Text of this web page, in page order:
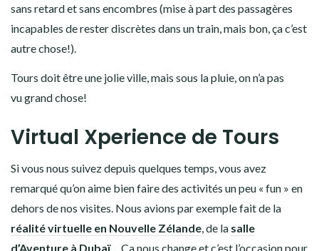
sans retard et sans encombres (mise à part des passagères
incapables de rester discrètes dans un train, mais bon, ça c’est
autre chose!).
Tours doit être une jolie ville, mais sous la pluie, on n’a pas
vu grand chose!
Virtual Xperience de Tours
Si vous nous suivez depuis quelques temps, vous avez
remarqué qu’on aime bien faire des activités un peu « fun » en
dehors de nos visites. Nous avions par exemple fait de la
réalité virtuelle en Nouvelle Zélande, de la salle
d’Aventure à Dubaï… Ca nous change et c’est l’occasion pour